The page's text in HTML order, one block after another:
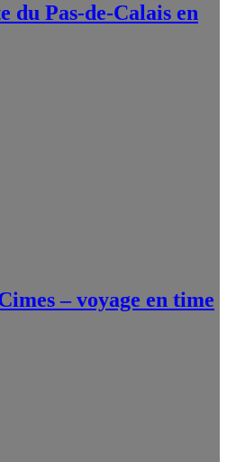
du Pas-de-Calais en
– voyage en time